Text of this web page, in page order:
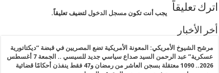
اترك تعليقاً يجب أنت تكونمسجل الدخول لتضيف تعليقاً.
أخر الأخبار
مرشح الشيوخ الأمريكي: المعونة الأمريكية تضع المصريين في قبضة “ديكتاتورية
عسكرية” عبد الرحمن السيد صداع سياسي جديد للسيسي .. الجمعة 7 أغسطس
2026.. 1090 معتقلة بسجن العاشر من رمضان و47 فقط ينفذن أحكامًا قضائية